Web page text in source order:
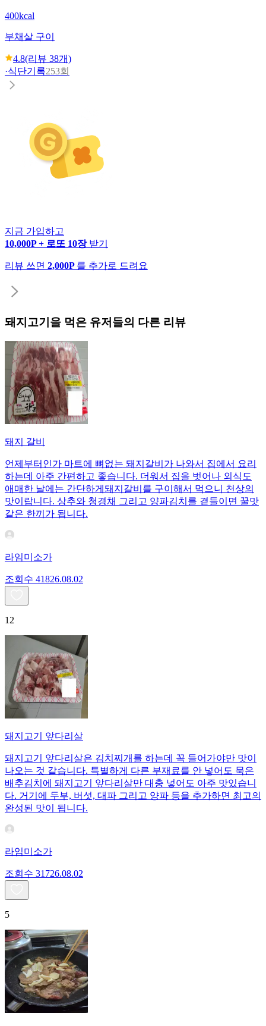
400kcal
부채살 구이
4.8(리뷰 38개)
·식단기록253회
지금 가입하고
10,000P + 로또 10장 받기
리뷰 쓰면 2,000P 를 추가로 드려요
돼지고기 을 먹은 유저들의 다른 리뷰
돼지 갈비
언제부터인가 마트에 뼈없는 돼지갈비가 나와서 집에서 요리
하는데 아주 간편하고 좋습니다. 더워서 집을 벗어나 외식도
애매한 날에는 간단하게돼지갈비를 구이해서 먹으니 천상의
맛이랍니다. 상추와 청경채 그리고 양파김치를 곁들이면 꿀맛
같은 한끼가 됩니다.
라임미소가
조회수 41826.08.02
12
돼지고기 앞다리살
돼지고기 앞다리살은 김치찌개를 하는데 꼭 들어가야만 맛이
나오는 것 같습니다. 특별하게 다른 부재료를 안 넣어도 묵은
배추김치에 돼지고기 앞다리살만 대충 넣어도 아주 맛있습니
다. 거기에 두부, 버섯, 대파 그리고 양파 등을 추가하면 최고의
완성된 맛이 됩니다.
라임미소가
조회수 31726.08.02
5